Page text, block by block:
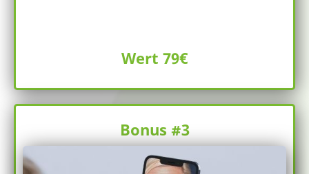
Wert 79€
Bonus #3